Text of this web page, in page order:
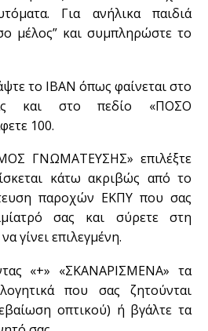
Για ανήλικα παιδιά
μέλος” και συμπληρώστε το
το IBAN όπως φαίνεται στο
και στο πεδίο «ΠΟΣΟ
100.
ΓΝΩΜΑΤΕΥΣΗΣ» επιλέξτε
κάτω ακριβώς από το
παροχών ΕΚΠΥ που σας
σας και σύρετε στη
γίνει επιλεγμένη.
«+» «ΣΚΑΝΑΡΙΣΜΕΝΑ» τα
που σας ζητούνται
οπτικού) ή βγάλτε τα